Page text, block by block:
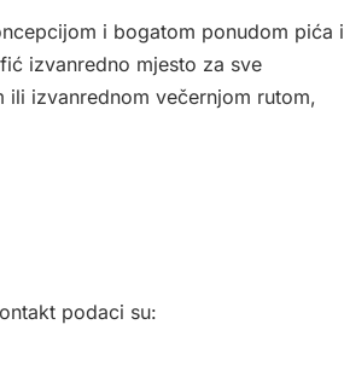
i bogatom ponudom pića i
izvanredno mjesto za sve
izvanrednom večernjom rutom,
podaci su: